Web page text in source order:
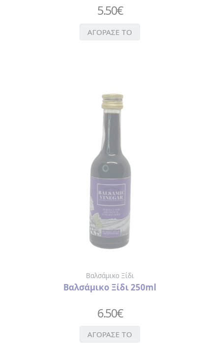
5.50€
ΑΓΟΡΑΣΕ ΤΟ
Βαλσάμικο Ξίδι
Βαλσάμικο Ξίδι 250ml
6.50€
ΑΓΟΡΑΣΕ ΤΟ